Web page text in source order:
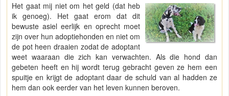
Het gaat mij niet om het geld (dat heb
ik genoeg). Het gaat erom dat dit
bewuste asiel eerlijk en oprecht moet
zijn over hun adoptiehonden en niet om
de pot heen draaien zodat de adoptant
weet waaraan die zich kan verwachten. Als die hond dan
gebeten heeft en hij wordt terug gebracht geven ze hem een
spuitje en krijgt de adoptant daar de schuld van al hadden ze
hem dan ook eerder van het leven kunnen beroven.